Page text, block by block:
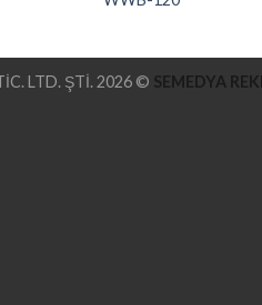
LTD. ŞTİ. 2026 © SEMEDYA